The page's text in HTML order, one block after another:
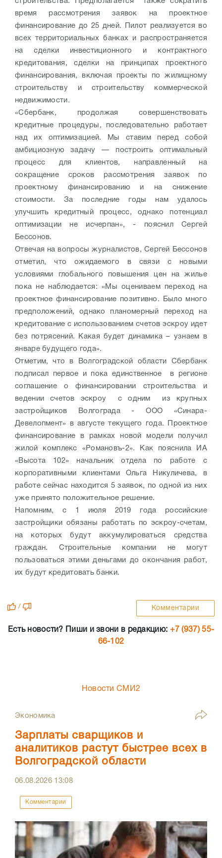
время рассмотрения заявок на проектное
финансирование до 25 дней. Пилот реализуется во
всех территориальных банках и распространяется
на сделки инвестиционного и контрактного
кредитования, сделки на принципах проектного
финансирования, включая проекты по жилищному
строительству и строительству коммерческой
недвижимости.
«Сбербанк, продолжая совершенствовать
кредитные процедуры, последовательно работает
над их оптимизацией. Мы ставим перед собой
амбициозную задачу — построить оптимальный
процесс для клиентов, направленный на
сокращение сроков рассмотрения заявок по
проектному финансированию и на снижение
стоимости. За последние годы нам удалось
улучшить кредитный процесс, однако потенциал
оптимизации не исчерпан», - пояснил Сергей
Бессонов.
Отвечая на вопросы журналистов, Сергей Бессонов
отметил, что ожидаемого в связи с новыми
условиями глобального повышения цен на жилье
пока не наблюдается: «Мы оцениваем переход на
проектное финансирование позитивно. Было много
предположений, однако планомерный переход на
кредитование с использованием счетов эскроу идет
без потрясений. Какая будет динамика – узнаем в
январе будущего года».
Отметим, что в Волгоградской области Сбербанк
подписал первое и пока единственное в регионе
соглашение о финансировании строительства и
ведении счетов эскроу с одним из крупных
застройщиков Волгограда - ООО «Синара-
Девелопмент» в августе текущего года. Проектное
финансирование в рамках новой модели получил
жилой комплекс «Романовъ-2». Как пояснила ИА
«Высота 102» начальник отдела по работе с
корпоративными клиентами Ольга Никуличева, в
работе сейчас находится 5 заявок, по одной из них
уже принято положительное решение.
Напомним, с 1 июля 2019 года российские
застройщики обязаны работать по эскроу-счетам,
на которых будут аккумулироваться средства
граждан. Строительные компании не могут
пользоваться этими деньгами до окончания работ,
их будут кредитовать банки.
/ Комментарии
Есть новости? Пиши и звони в редакцию: +7 (937) 55-
66-102
Новости СМИ2
Экономика
Зарплаты сварщиков и
аналитиков растут быстрее всех в
Волгоградской области
06.08.2026 13:08
Комментарии